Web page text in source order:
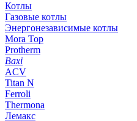
Котлы
Газовые котлы
Энергонезависимые котлы
Mora Top
Protherm
Baxi
ACV
Titan N
Ferroli
Thermona
Лемакс